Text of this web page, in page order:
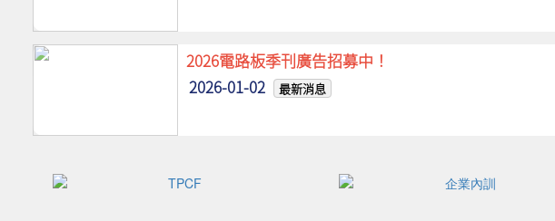
2026電路板季刊廣告招募中！
2026-01-02
最新消息